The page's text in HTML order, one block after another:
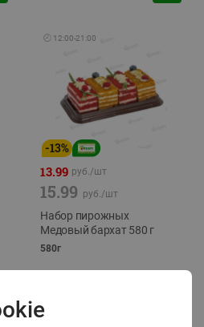
🕘 12:00-21:00
-13%
13.99 руб./шт
15.99 руб./шт
Набор пирожных
Медовый бархат 580 г
580г